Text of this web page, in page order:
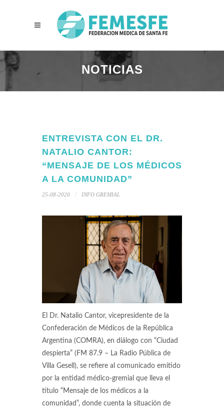
NOTICIAS
ENTREVISTA CON EL DR.
NATALIO CANTOR:
“MENSAJE DE LOS MÉDICOS
A LA COMUNIDAD”
25-08-2020 INFO GREMIAL
El Dr. Natalio Cantor, vicepresidente de la
Confederación de Médicos de la República
Argentina (COMRA), en diálogo con “Ciudad
despierta” (FM 87.9 – La Radio Pública de
Villa Gesell), se refiere al comunicado emitido
por la entidad médico-gremial que lleva el
título “Mensaje de los médicos a la
comunidad”, donde cuenta la situación de